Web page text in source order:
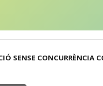
SENSE CONCURRÈNCIA